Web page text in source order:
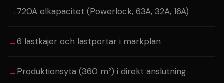
720A elkapacitet (Powerlock, 63A, 32A, 16A)
6 lastkajer och lastportar i markplan
Produktionsyta (360 m²) i direkt anslutning